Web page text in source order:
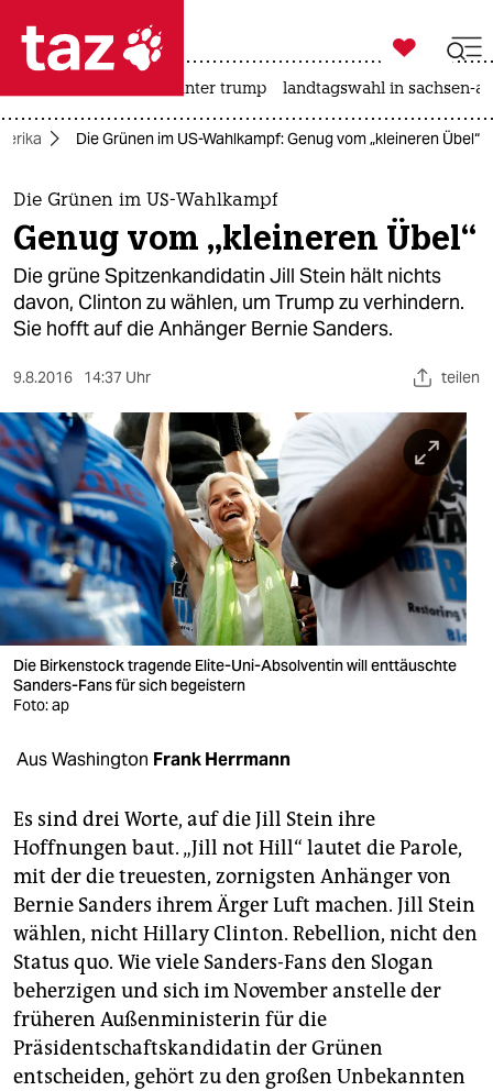
 taz zahl ich
taz zahl ich
themen
politik
öko
sport
berlin
nord
wahrheit
verlag
verlag
shop
fragen & hilfe
unterstützen
abo
genossenschaft
epaper login

taz zahl ich
usa unter trump landtagswahl in sachsen-
Die Grünen im US-Wahlkampf: Genug vom „kleineren Übel“
Die Grünen im US-Wahlkampf
Genug vom „kleineren Übel“
Die grüne Spitzenkandidatin Jill Stein hält nichts
davon, Clinton zu wählen, um Trump zu verhindern.
Sie hofft auf die Anhänger Bernie Sanders.
9.8.2016 14:37 Uhr teilen
Die Birkenstock tragende Elite-Uni-Absolventin will enttäuschte
Sanders-Fans für sich begeistern
Foto: ap
Aus Washington Frank Herrmann
Es sind drei Worte, auf die Jill Stein ihre
Hoffnungen baut. „Jill not Hill“ lautet die Parole,
mit der die treuesten, zornigsten Anhänger von
Bernie Sanders ihrem Ärger Luft machen. Jill Stein
wählen, nicht Hillary Clinton. Rebellion, nicht den
Status quo. Wie viele Sanders-Fans den Slogan
beherzigen und sich im November anstelle der
früheren Außenministerin für die
Präsidentschaftskandidatin der Grünen
entscheiden, gehört zu den großen Unbekannten